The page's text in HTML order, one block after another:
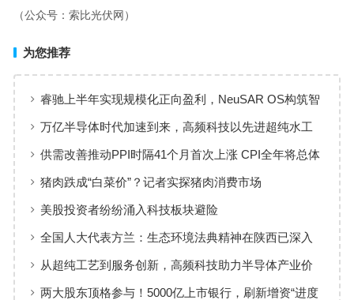
（公众号：索比光伏网 ）
为您推荐
睿驰上半年实现规模化正向盈利，NeuSAR OS构筑智
能汽车软件增长新引擎
万亿半导体时代加速到来，高频科技以先进超纯水工
艺赋能高端制造
供需改善推动PPI时隔41个月首次上涨 CPI全年将总体
保持温和上涨趋势
猪肉跌成“白菜价”？记者实探猪肉消费市场
美股投资者纷纷涌入科技板块避险
全国人大代表方兰：生态环境法典精神在陕西已深入
人心
从超纯工艺到服务创新，高频科技助力半导体产业价
值共创
两大股东顶格参与！5000亿上市银行，刷新增资“进度